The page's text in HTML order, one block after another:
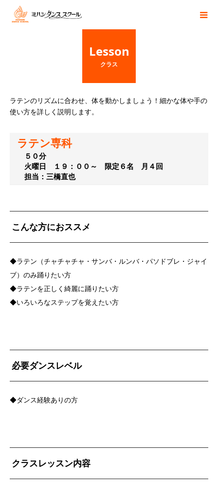
Lesson
クラス
ラテンのリズムに合わせ、体を動かしましょう！細かな体や手の
使い方を詳しく説明します。
ラテン専科
５０分
火曜日 １９：００～ 限定６名 月４回
担当：三橋直也
こんな方におススメ
◆ラテン（チャチャチャ・サンバ・ルンバ・パソドブレ・ジャイ
ブ）のみ踊りたい方
◆ラテンを正しく綺麗に踊りたい方
◆いろいろなステップを覚えたい方
必要ダンスレベル
◆ダンス経験ありの方
クラスレッスン内容